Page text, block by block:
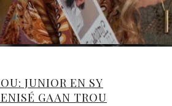
JUNIOR EN SY
GAAN TROU